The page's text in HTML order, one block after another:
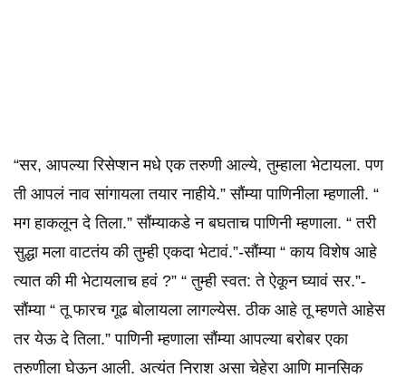
“सर, आपल्या रिसेप्शन मधे एक तरुणी आल्ये, तुम्हाला भेटायला. पण
ती आपलं नाव सांगायला तयार नाहीये.” सौंम्या पाणिनीला म्हणाली. “
मग हाकलून दे तिला.” सौंम्याकडे न बघताच पाणिनी म्हणाला. “ तरी
सुद्धा मला वाटतंय की तुम्ही एकदा भेटावं.”-सौंम्या “ काय विशेष आहे
त्यात की मी भेटायलाच हवं ?” “ तुम्ही स्वत: ते ऐकून घ्यावं सर.”-
सौंम्या “ तू फारच गूढ बोलायला लागल्येस. ठीक आहे तू म्हणते आहेस
तर येऊ दे तिला.” पाणिनी म्हणाला सौंम्या आपल्या बरोबर एका
तरुणीला घेऊन आली. अत्यंत निराश असा चेहेरा आणि मानसिक